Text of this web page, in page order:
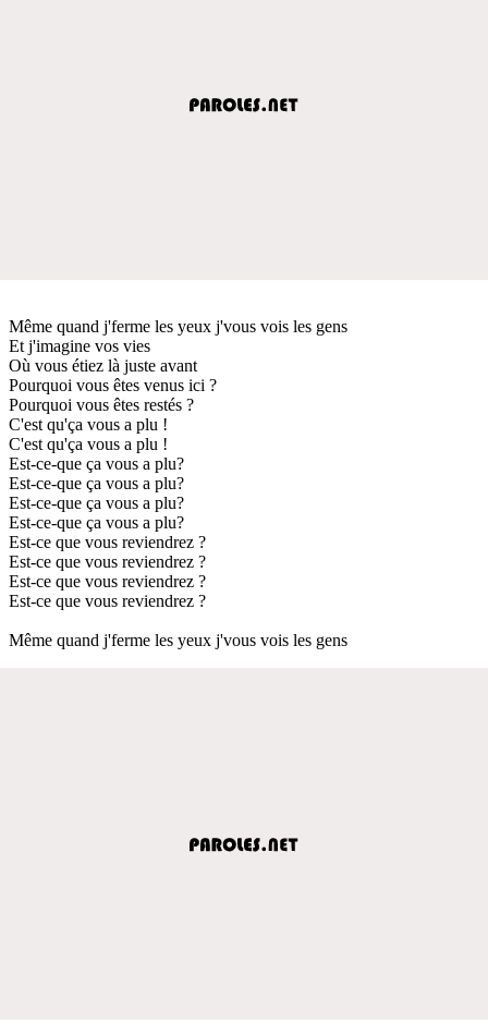
Même quand j'ferme les yeux j'vous vois les gens
Et j'imagine vos vies
Où vous étiez là juste avant
Pourquoi vous êtes venus ici ?
Pourquoi vous êtes restés ?
C'est qu'ça vous a plu !
C'est qu'ça vous a plu !
Est-ce-que ça vous a plu?
Est-ce-que ça vous a plu?
Est-ce-que ça vous a plu?
Est-ce-que ça vous a plu?
Est-ce que vous reviendrez ?
Est-ce que vous reviendrez ?
Est-ce que vous reviendrez ?
Est-ce que vous reviendrez ?
Même quand j'ferme les yeux j'vous vois les gens